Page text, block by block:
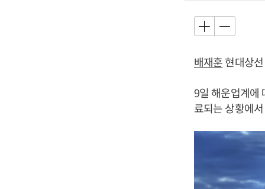
배재훈현대상
9일 해운업계에
료되는 상황에